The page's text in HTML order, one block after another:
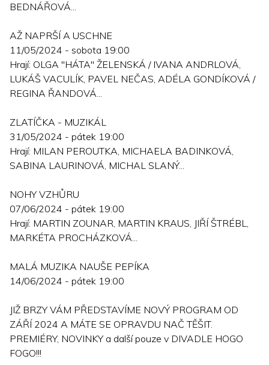
BEDNÁŘOVÁ...
AŽ NAPRŠÍ A USCHNE
11/05/2024 - sobota 19:00
Hrají: OLGA "HÁTA" ŽELENSKÁ / IVANA ANDRLOVÁ,
LUKÁŠ VACULÍK, PAVEL NEČAS, ADÉLA GONDÍKOVÁ /
REGINA ŘANDOVÁ...
ZLATÍČKA - MUZIKÁL
31/05/2024 - pátek 19:00
Hrají: MILAN PEROUTKA, MICHAELA BADINKOVÁ,
SABINA LAURINOVÁ, MICHAL SLANÝ...
NOHY VZHŮRU
07/06/2024 - pátek 19:00
Hrají: MARTIN ZOUNAR, MARTIN KRAUS, JIŘÍ ŠTRÉBL,
MARKÉTA PROCHÁZKOVÁ...
MALÁ MUZIKA NAUŠE PEPÍKA
14/06/2024 - pátek 19:00
JIŽ BRZY VÁM PŘEDSTAVÍME NOVÝ PROGRAM OD
ZÁŘÍ 2024 A MÁTE SE OPRAVDU NAČ TĚŠIT.
PREMIÉRY, NOVINKY a další pouze v DIVADLE HOGO
FOGO!!!